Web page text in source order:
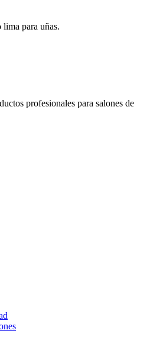
para uñas.
profesionales para salones de